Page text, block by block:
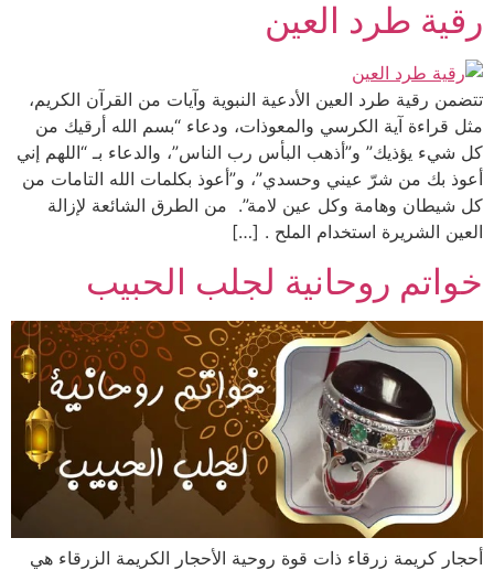
رقية طرد العين
تتضمن رقية طرد العين الأدعية النبوية وآيات من القرآن الكريم،
مثل قراءة آية الكرسي والمعوذات، ودعاء “بسم الله أرقيك من
كل شيء يؤذيك” و”أذهب البأس رب الناس”، والدعاء بـ “اللهم إني
أعوذ بك من شرّ عيني وحسدي”، و”أعوذ بكلمات الله التامات من
كل شيطان وهامة وكل عين لامة”. من الطرق الشائعة لإزالة
العين الشريرة استخدام الملح . […]
خواتم روحانية لجلب الحبيب
أحجار كريمة زرقاء ذات قوة روحية الأحجار الكريمة الزرقاء هي